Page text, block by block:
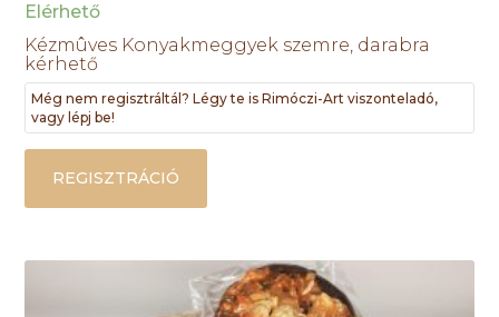
Elérhető
Kézmûves Konyakmeggyek szemre, darabra
kérhető
Még nem regisztráltál? Légy te is Rimóczi-Art viszonteladó,
vagy lépj be!
REGISZTRÁCIÓ